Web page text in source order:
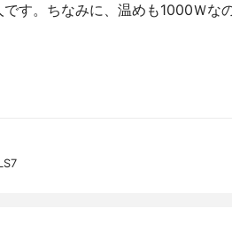
す。ちなみに、温めも1000Ｗな